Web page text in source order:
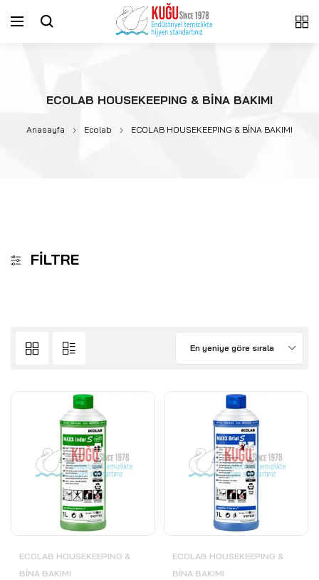
ECOLAB HOUSEKEEPING & BİNA BAKIMI
Anasayfa Ecolab ECOLAB HOUSEKEEPING & BİNA BAKIMI
FILTRE
En yeniye göre sırala
ECOLAB HOUSEKEEPING &
BİNA BAKIMI
ECOLAB HOUSEKEEPING &
BİNA BAKIMI